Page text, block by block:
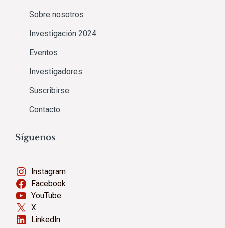
Sobre nosotros
Investigación 2024
Eventos
Investigadores
Suscribirse
Contacto
Síguenos
Instagram
Facebook
YouTube
X
LinkedIn